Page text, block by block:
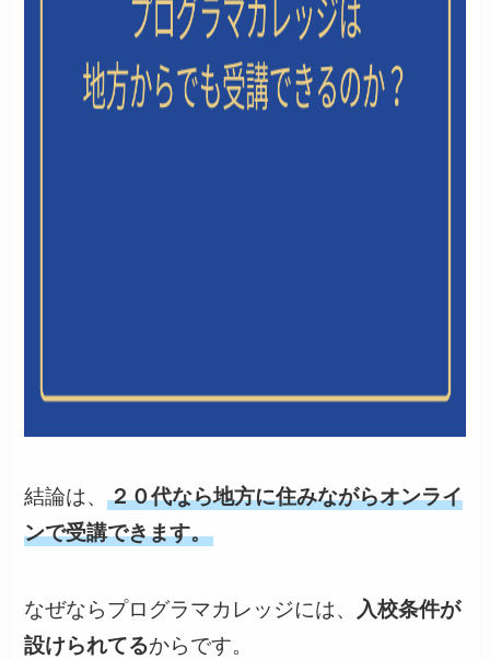
結論は、２０代なら地方に住みながらオンライ
ンで受講できます。
なぜならプログラマカレッジには、
入校条件が
設けられてるからです。